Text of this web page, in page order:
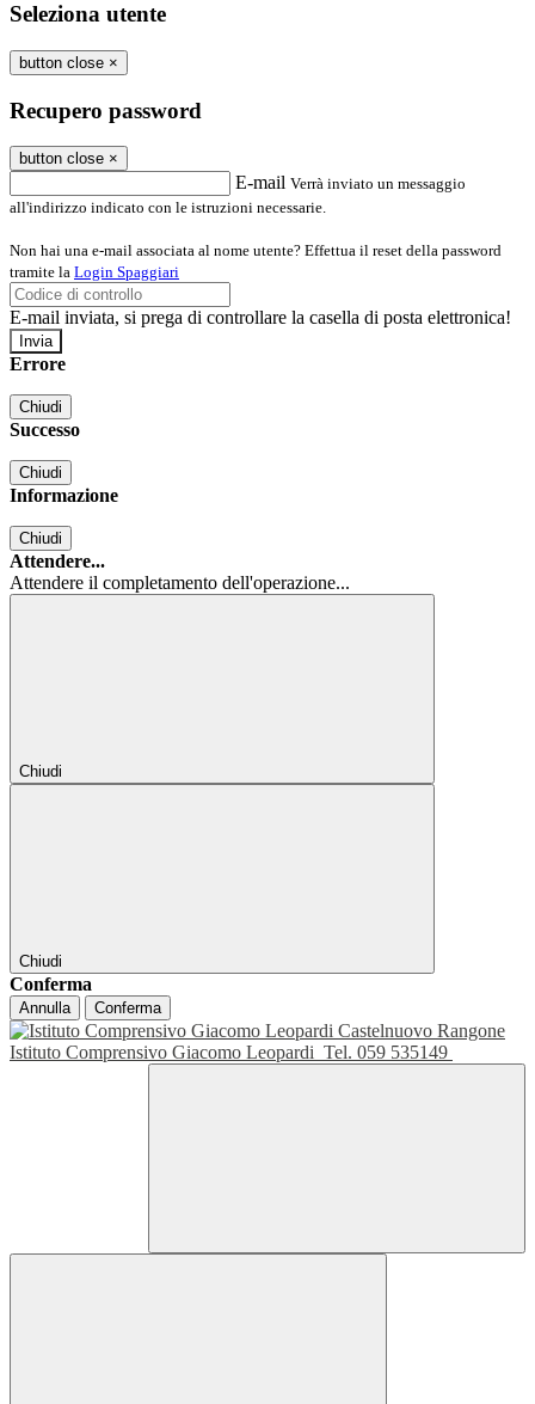
Seleziona utente
button close ×
Recupero password
button close ×
E-mail Verrà inviato un messaggio
all'indirizzo indicato con le istruzioni necessarie.
Non hai una e-mail associata al nome utente? Effettua il reset della password
tramite la Login Spaggiari
E-mail inviata, si prega di controllare la casella di posta elettronica!
Errore
Chiudi
Successo
Chiudi
Informazione
Chiudi
Attendere...
Attendere il completamento dell'operazione...
Chiudi
Chiudi
Conferma
Annulla Conferma
Istituto Comprensivo Giacomo Leopardi Tel. 059 535149